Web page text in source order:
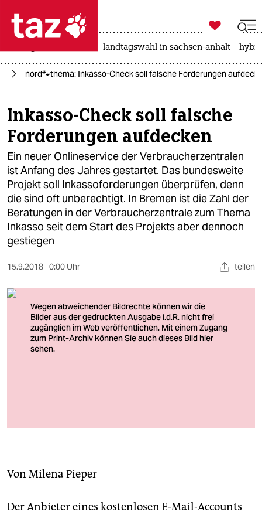
 taz zahl ich
taz zahl ich
themen
politik
öko
gesellschaft
kultur
sport
berlin
nord
wahrheit
verlag
genossenschaft

taz zahl ich
landtagswahl in sachsen-anhalt
nord🐾thema: Inkasso-Check soll falsche Forderungen
Inkasso-Check soll falsche
Forderungen aufdecken
Ein neuer Onlineservice der Verbraucherzentralen
ist Anfang des Jahres gestartet. Das bundesweite
Projekt soll Inkassoforderungen überprüfen, denn
die sind oft unberechtigt. In Bremen ist die Zahl der
Beratungen in der Verbraucherzentrale zum Thema
Inkasso seit dem Start des Projekts aber dennoch
gestiegen
15.9.2018 0:00 Uhr teilen
Von Milena Pieper
Der Anbieter eines kostenlosen E-Mail-Accounts